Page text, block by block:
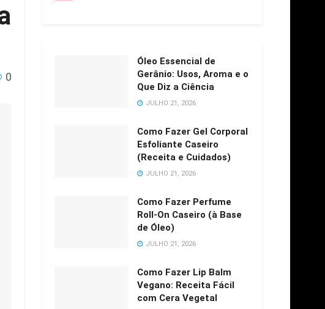
0
Óleo Essencial de
Gerânio: Usos, Aroma e o
Que Diz a Ciência
JULHO 21, 2026
Como Fazer Gel Corporal
Esfoliante Caseiro
(Receita e Cuidados)
JULHO 21, 2026
Como Fazer Perfume
Roll-On Caseiro (à Base
de Óleo)
JULHO 21, 2026
Como Fazer Lip Balm
Vegano: Receita Fácil
com Cera Vegetal